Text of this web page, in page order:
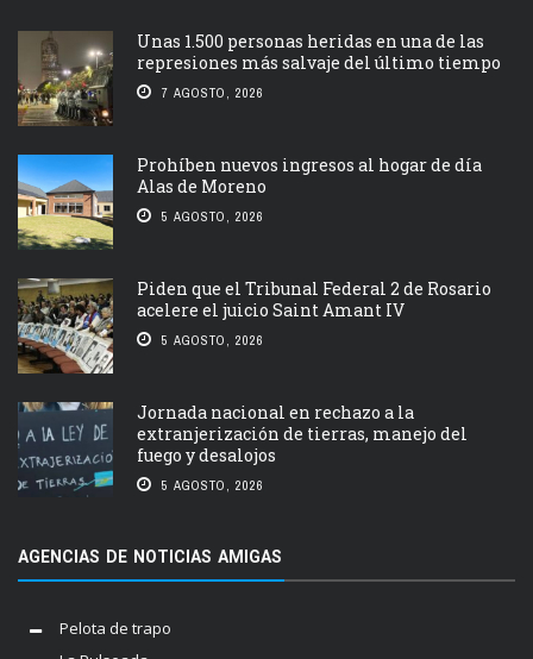
Unas 1.500 personas heridas en una de las
represiones más salvaje del último tiempo
7 AGOSTO, 2026
Prohíben nuevos ingresos al hogar de día
Alas de Moreno
5 AGOSTO, 2026
Piden que el Tribunal Federal 2 de Rosario
acelere el juicio Saint Amant IV
5 AGOSTO, 2026
Jornada nacional en rechazo a la
extranjerización de tierras, manejo del
fuego y desalojos
5 AGOSTO, 2026
AGENCIAS DE NOTICIAS AMIGAS
Pelota de trapo